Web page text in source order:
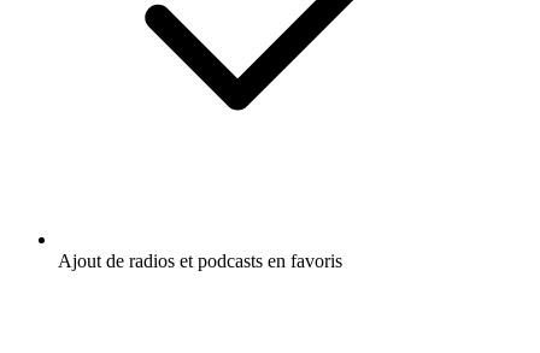
Ajout de radios et podcasts en favoris